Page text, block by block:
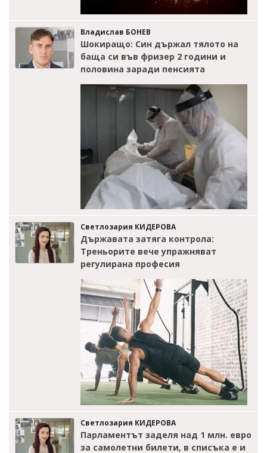
Владислав БОНЕВ
Шокиращо: Син държал тялото на
баща си във фризер 2 години и
половина заради пенсията
Светлозария КИДЕРОВА
Държавата затяга контрола:
Треньорите вече упражняват
регулирана професия
Светлозария КИДЕРОВА
Парламентът заделя над 1 млн. евро
за самолетни билети, в списъка е и